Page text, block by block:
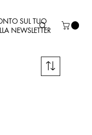
SUL TUO
NEWSLETTER